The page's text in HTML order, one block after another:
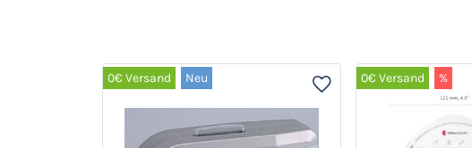
0€ Versand Neu 0€ Versand %